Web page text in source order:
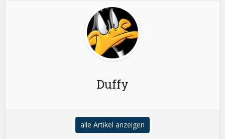
Duffy
alle Artikel anzeigen